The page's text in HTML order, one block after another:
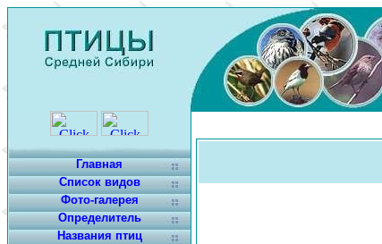
Главная
Список видов
Фото-галерея
Определитель
Названия птиц